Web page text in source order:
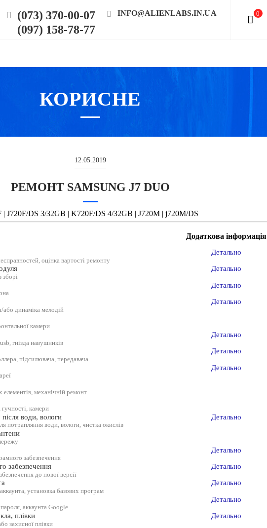
КОРИСНЕ
12.05.2019
РЕМОНТ SAMSUNG J7 DUO
| J720F/DS 3/32GB | K720F/DS 4/32GB | J720M | j720M/DS
оцінка вартості ремонту
зборі
або динаміка мелодій
камери
гнізда навушників
підсилювача, передавача
елементів, механічній ремонт
камери
води, вологи
потрапляння води, вологи, чистка окислів
забезпечення
забезпечення
до нової версії
установка базових програм
аккаунта Google
плівки
захисної плівки
Додаткова інформація
Детально
Детально
Детально
Детально
Детально
Детально
Детально
Детально
Детально
Детально
Детально
Детально
Детально
(073) 370-00-07
(097) 158-78-77
INFO@ALIENLABS.IN.UA
0